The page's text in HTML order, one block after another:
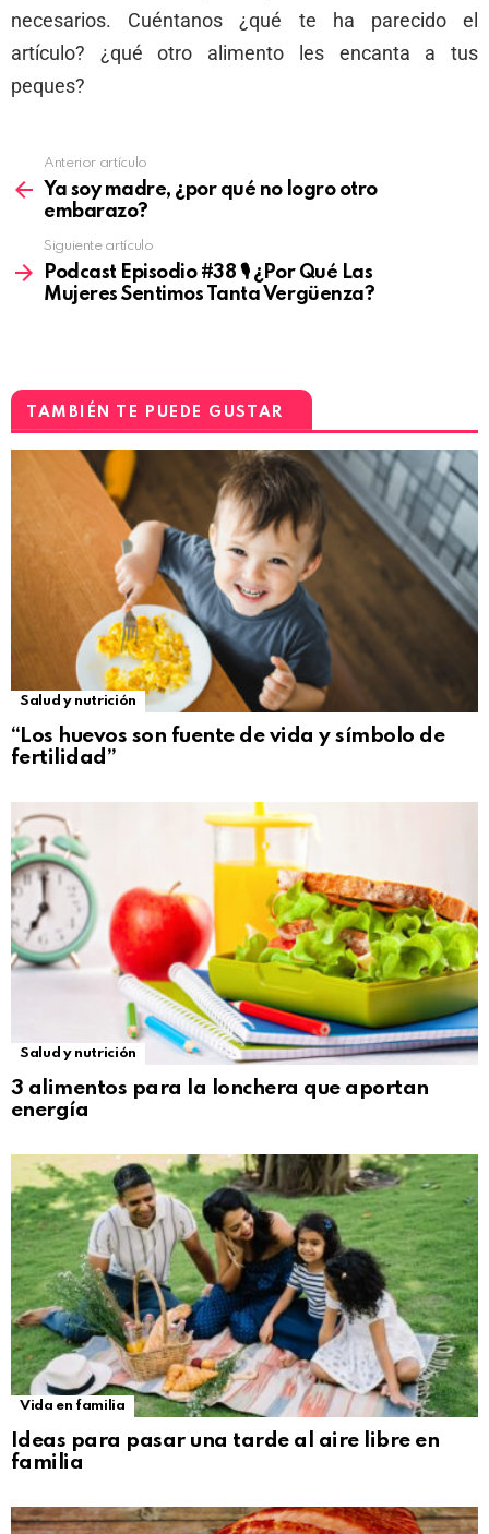
necesarios. Cuéntanos ¿qué te ha parecido el
artículo? ¿qué otro alimento les encanta a tus
peques?
Anterior artículo
Ya soy madre, ¿por qué no logro otro
embarazo?
Siguiente artículo
Podcast Episodio #38 🎙 ¿Por Qué Las
Mujeres Sentimos Tanta Vergüenza?
TAMBIÉN TE PUEDE GUSTAR
Salud y nutrición
“Los huevos son fuente de vida y símbolo de
fertilidad”
Salud y nutrición
3 alimentos para la lonchera que aportan
energía
Vida en familia
Ideas para pasar una tarde al aire libre en
familia